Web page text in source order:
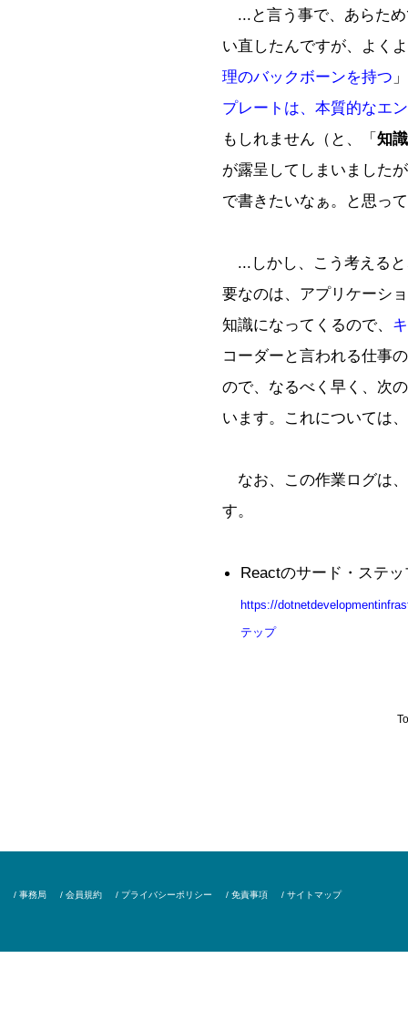
...と言う事で、あらた
い直したんですが、よく
理のバックボーンを持つ
プレートは、本質的なエ
もしれません（と、「 知
が露呈してしまいました
で書きたいなぁ。と思っ
...しかし、こう考える
要なのは、アプリケーシ
知識になってくるので、
コーダーと言われる仕事
ので、なるべく早く、次
います。これについては
なお、この作業ログは、
す。
Reactのサード・ステ
https://
テップ
/ 事務局 / 会員規約 / プライバシーポリシー / 免責事項 / サイトマップ